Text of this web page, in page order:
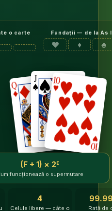
o carte Fundații — de la As
♥ ♦ ♣
(F + 1) × 2ᴱ
funcționează o supermutare
4
Celule libere — câte o
Rată de